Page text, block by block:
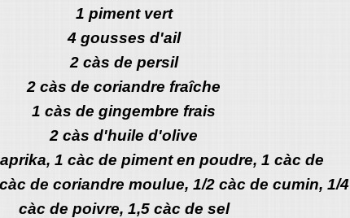
1 piment vert
4 gousses d'ail
2 càs de persil
2 càs de coriandre fraîche
1 càs de gingembre frais
2 càs d'huile d'olive
1 càc de piment en poudre, 1 càc de
de coriandre moulue, 1/2 càc de cumin, 1/4
càc de poivre, 1,5 càc de sel